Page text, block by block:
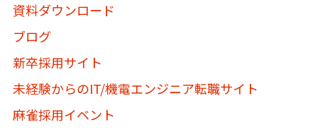
資料ダウンロード
ブログ
新卒採用サイト
未経験からのIT/機電エンジニア転職サイト
麻雀採用イベント